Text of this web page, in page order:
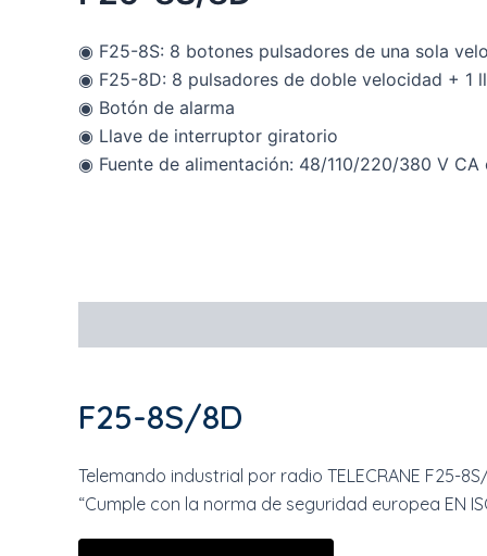
◉ F25-8S: 8 botones pulsadores de una sola
◉ F25-8D: 8 pulsadores de doble velocidad + 1
◉ Botón de alarma
◉ Llave de interruptor giratorio
◉ Fuente de alimentación: 48/110/220/380 V CA
F25-8S/8D
Telemando industrial por radio TELECRANE F25-
“Cumple con la norma de seguridad europea EN